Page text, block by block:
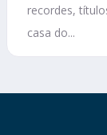
recordes,
casa do...